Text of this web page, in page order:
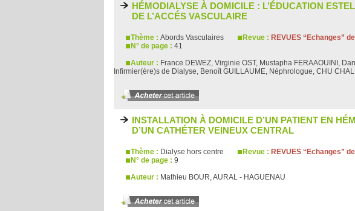
HÉMODIALYSE À DOMICILE : L’ÉDUCATION
DE L’ACCÉS VASCULAIRE
Thème : Abords Vasculaires Revue : REVUES “Echanges”
N° de page : 41
Auteur : France DEWEZ, Virginie OST, Mustapha FERAAOUINI,
Infirmier(ère)s de Dialyse, Benoît GUILLAUME, Néphrologue, CHU
INSTALLATION À DOMICILE D’UN PATIENT EN
D’UN CATHÉTER VEINEUX CENTRAL
Thème : Dialyse hors centre Revue : REVUES “Echanges”
N° de page : 9
Auteur : Mathieu BOUR, AURAL - HAGUENAU